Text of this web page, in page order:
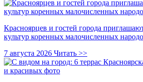
Красноярцев и гостей города
культур коренных малочисленных
7 августа 2026 Читать >>